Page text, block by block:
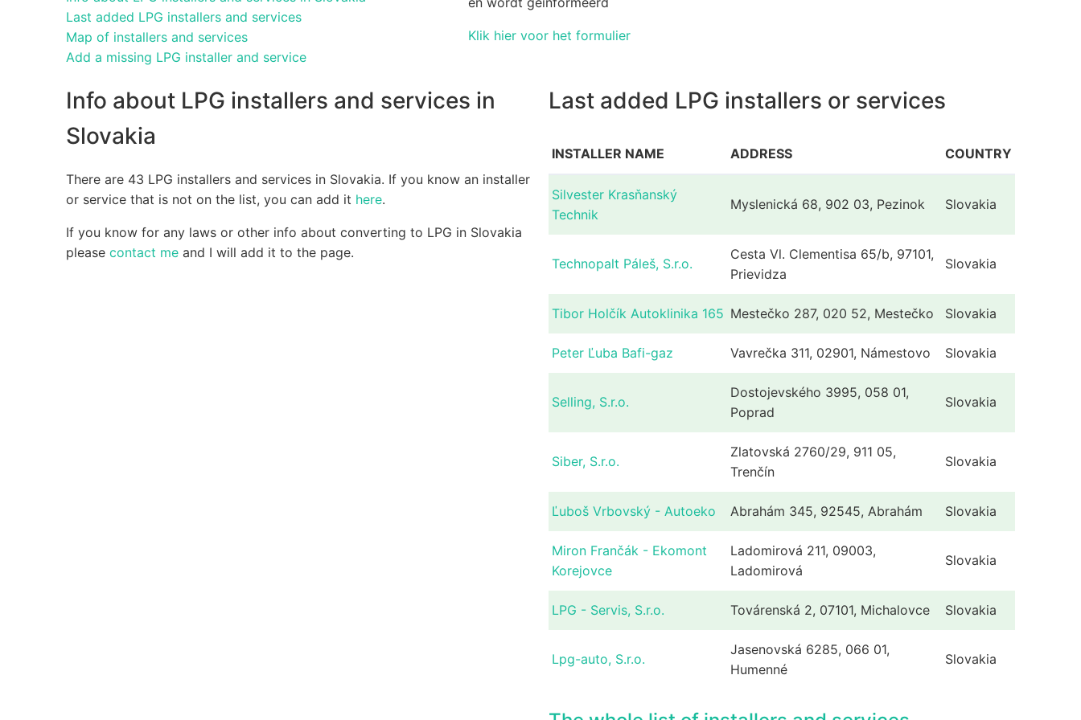
Last added LPG installers and services
Map of installers and services
Add a missing LPG installer and service
Klik hier voor het formulier
Info about LPG installers and services in
Slovakia
There are 43 LPG installers and services in Slovakia. If you know an installer
or service that is not on the list, you can add it here.
If you know for any laws or other info about converting to LPG in Slovakia
please contact me and I will add it to the page.
Last added LPG installers or services
INSTALLER NAME ADDRESS COUNTRY
Silvester Krasňanský
Technik
Myslenická 68, 902 03, Pezinok Slovakia
Technopalt Páleš, S.r.o.
Cesta Vl. Clementisa 65/b, 97101,
Prievidza
Slovakia
Tibor Holčík Autoklinika 165 Mestečko 287, 020 52, Mestečko Slovakia
Peter Ľuba Bafi-gaz Vavrečka 311, 02901, Námestovo Slovakia
Selling, S.r.o.
Dostojevského 3995, 058 01,
Poprad
Slovakia
Siber, S.r.o.
Zlatovská 2760/29, 911 05,
Trenčín
Slovakia
Ľuboš Vrbovský - Autoeko Abrahám 345, 92545, Abrahám Slovakia
Miron Frančák - Ekomont
Korejovce
Ladomirová 211, 09003,
Ladomirová
Slovakia
LPG - Servis, S.r.o. Továrenská 2, 07101, Michalovce Slovakia
Lpg-auto, S.r.o.
Jasenovská 6285, 066 01,
Humenné
Slovakia